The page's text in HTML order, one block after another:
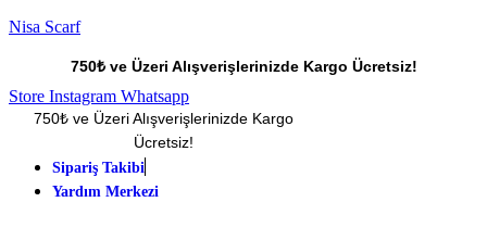
Nisa Scarf
750₺ ve Üzeri Alışverişlerinizde Kargo Ücretsiz!
Store Instagram Whatsapp
750₺ ve Üzeri Alışverişlerinizde Kargo
Ücretsiz!
Sipariş Takibi
Yardım Merkezi